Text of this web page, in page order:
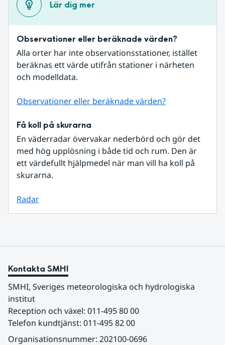
Lär dig mer
Observationer eller beräknade värden?
Alla orter har inte observationsstationer, istället
beräknas ett värde utifrån stationer i närheten
och modelldata.
Observationer eller beräknade värden?
Få koll på skurarna
En väderradar övervakar nederbörd och gör det
med hög upplösning i både tid och rum. Den är
ett värdefullt hjälpmedel när man vill ha koll på
skurarna.
Radar
Kontakta SMHI
SMHI, Sveriges meteorologiska och hydrologiska
institut
Reception och växel: 011-495 80 00
Telefon kundtjänst: 011-495 82 00
Organisationsnummer: 202100-0696